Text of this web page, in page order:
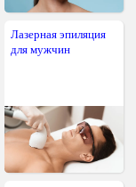
Лазерная эпиляция
для мужчин